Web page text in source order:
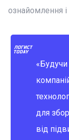
ознайомлення і
для
від